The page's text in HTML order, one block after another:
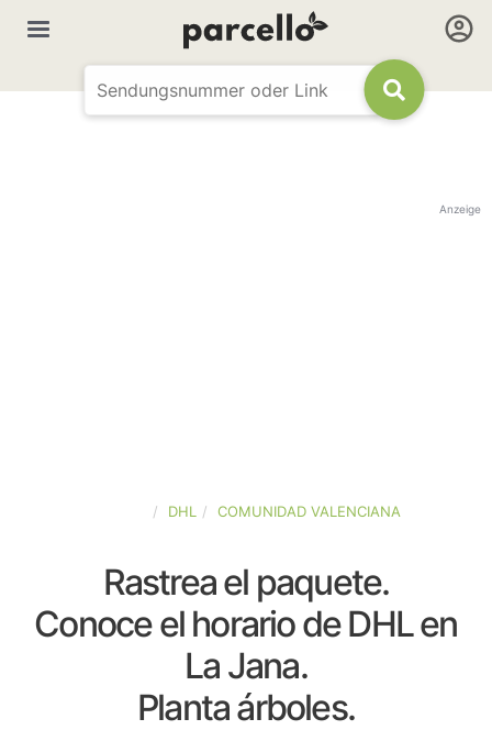
Anzeige
DHL COMUNIDAD VALENCIANA
Rastrea el paquete.
Conoce el horario de DHL en
La Jana.
Planta árboles.